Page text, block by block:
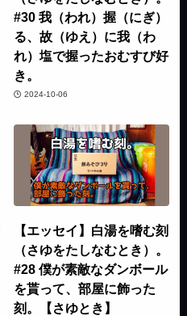
#30 我（われ）握（にぎ）
る、故（ゆえ）に我（わ
れ）塩で握ったおむすび好
き。
2024-10-06
【エッセイ】白湯を嗜む刻
（さゆをたしなむとき）。
#28 僕が素敵なダンボール
を貰って、部屋に飾った
刻。【さゆとき】